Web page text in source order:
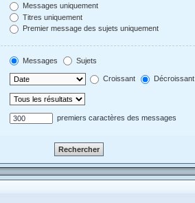
Messages uniquement
Titres uniquement
Premier message des sujets uniquement
Messages Sujets
Croissant Décroissant
premiers caractères des messages